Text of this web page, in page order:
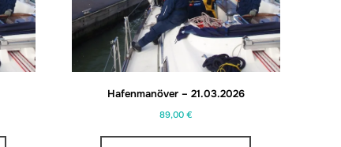
Hafenmanöver – 21.03.2026
89,00 €